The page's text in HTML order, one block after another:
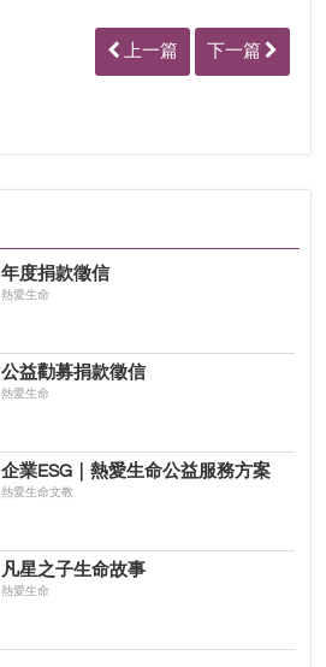
下一篇
上一篇
年度捐款徵信
熱愛生命
公益勸募捐款徵信
熱愛生命
企業ESG｜熱愛生命公益服務方案
熱愛生命文教
凡星之子生命故事
熱愛生命